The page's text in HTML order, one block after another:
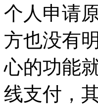
个人申请
方也没有
心的功能
线支付，